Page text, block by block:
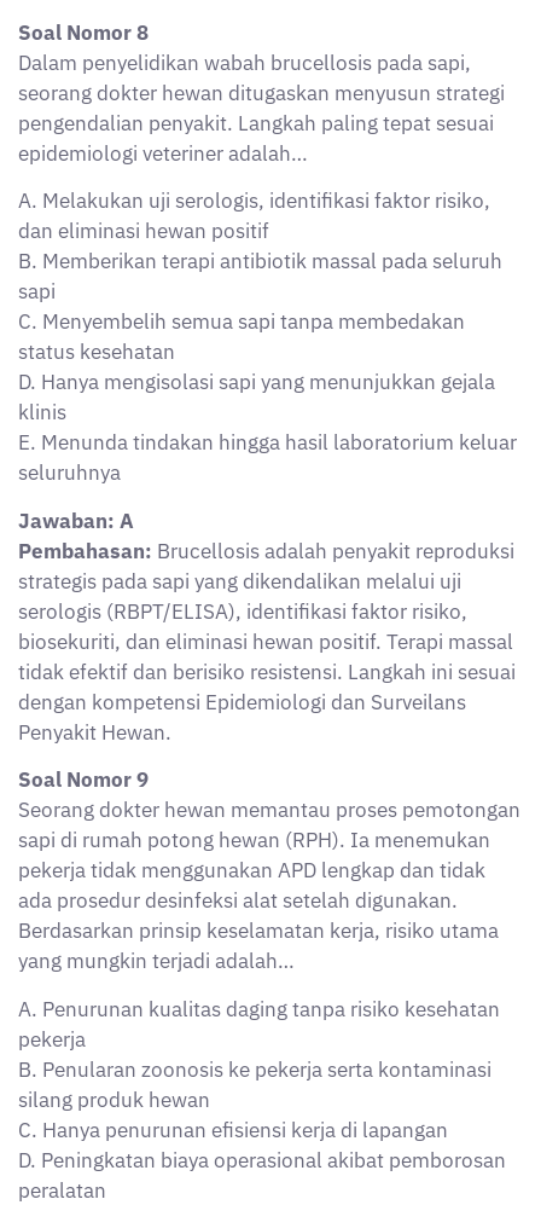
Soal Nomor 8
Dalam penyelidikan wabah brucellosis pada sapi,
seorang dokter hewan ditugaskan menyusun strategi
pengendalian penyakit. Langkah paling tepat sesuai
epidemiologi veteriner adalah…
A. Melakukan uji serologis, identifikasi faktor risiko,
dan eliminasi hewan positif
B. Memberikan terapi antibiotik massal pada seluruh
sapi
C. Menyembelih semua sapi tanpa membedakan
status kesehatan
D. Hanya mengisolasi sapi yang menunjukkan gejala
klinis
E. Menunda tindakan hingga hasil laboratorium keluar
seluruhnya
Jawaban: A
Pembahasan: Brucellosis adalah penyakit reproduksi
strategis pada sapi yang dikendalikan melalui uji
serologis (RBPT/ELISA), identifikasi faktor risiko,
biosekuriti, dan eliminasi hewan positif. Terapi massal
tidak efektif dan berisiko resistensi. Langkah ini sesuai
dengan kompetensi Epidemiologi dan Surveilans
Penyakit Hewan.
Soal Nomor 9
Seorang dokter hewan memantau proses pemotongan
sapi di rumah potong hewan (RPH). Ia menemukan
pekerja tidak menggunakan APD lengkap dan tidak
ada prosedur desinfeksi alat setelah digunakan.
Berdasarkan prinsip keselamatan kerja, risiko utama
yang mungkin terjadi adalah…
A. Penurunan kualitas daging tanpa risiko kesehatan
pekerja
B. Penularan zoonosis ke pekerja serta kontaminasi
silang produk hewan
C. Hanya penurunan efisiensi kerja di lapangan
D. Peningkatan biaya operasional akibat pemborosan
peralatan